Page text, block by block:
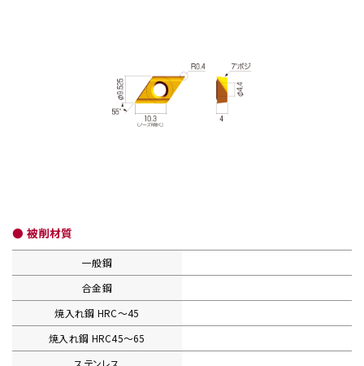
● 被削材質
一般鋼
合金鋼
焼入れ鋼 HRC〜45
焼入れ鋼 HRC45〜65